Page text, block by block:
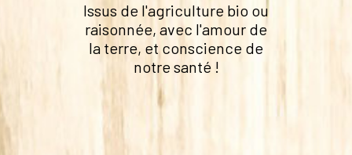
Issus de l'agriculture bio ou
raisonnée, avec l'amour de
la terre, et conscience de
notre santé !